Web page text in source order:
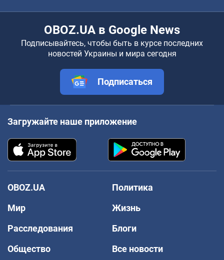
OBOZ.UA в Google News
Подписывайтесь, чтобы быть в курсе последних
новостей Украины и мира сегодня
Подписаться
Загружайте наше приложение
OBOZ.UA
Политика
Мир
Жизнь
Расследования
Блоги
Общество
Все новости